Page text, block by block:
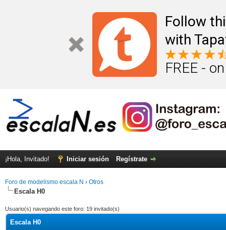
Follow
with
FREE -
¡Hola, Invitado! Iniciar sesión Regístrate
Foro de modelismo escala N › Otros
Escala H0
Usuario(s) navegando este foro: 19 invitado(s)
Escala H0